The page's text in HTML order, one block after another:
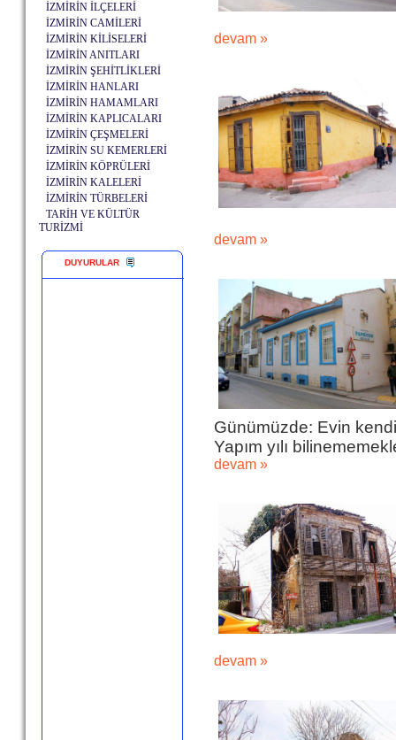
İZMİRİN İLÇELERİ
İZMİRİN CAMİLERİ
İZMİRİN KİLİSELERİ
İZMİRİN ANITLARI
İZMİRİN ŞEHİTLİKLERİ
İZMİRİN HANLARI
İZMİRİN HAMAMLARI
İZMİRİN KAPLICALARI
İZMİRİN ÇEŞMELERİ
İZMİRİN SU KEMERLERİ
İZMİRİN KÖPRÜLERİ
İZMİRİN KALELERİ
İZMİRİN TÜRBELERİ
TARİH VE KÜLTÜR
TURİZMİ
DUYURULAR
devam »
devam »
Günümüzde: Evin
Yapım yılı
devam »
devam »